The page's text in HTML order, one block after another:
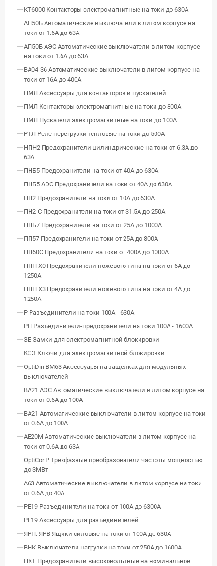
КТ6000 Контакторы электромагнитные на токи до 630А
АП50Б Автоматические выключатели в литом корпусе на
токи от 1.6А до 63А
АП50Б АЭС Автоматические выключатели в литом корпусе
на токи от 1.6А до 63А
ВА04-36 Автоматические выключатели в литом корпусе на
токи от 16А до 400А
ПМЛ Аксессуары для контакторов и пускателей
ПМЛ Контакторы электромагнитные на токи до 800А
ПМЛ Пускатели электромагнитные на токи до 100А
РТЛ Реле перегрузки тепловые на токи до 500А
НПН2 Предохранители цилиндрические на токи от 6.3А до
63А
ПНБ5 Предохранители на токи от 40А до 630А
ПНБ5 АЭС Предохранители на токи от 40А до 630А
ПН2 Предохранители на токи от 10А до 630А
ПН2-С Предохранители на токи от 31.5А до 250А
ПНБ7 Предохранители на токи от 25А до 1000А
ПП57 Предохранители на токи от 25А до 800А
ПП60С Предохранители на токи от 400А до 1000А
ППН Х0 Предохранители ножевого типа на токи от 6А до
1250А
ППН Х3 Предохранители ножевого типа на токи от 4А до
1250А
Р Разъединители на токи 100А - 630А
РП Разъединители-предохранители на токи 100А - 1600А
ЗБ Замки для электромагнитной блокировки
КЭЗ Ключи для электромагнитной блокировки
OptiDin BM63 Аксессуары на защелках для модульных
выключателей
ВА21 АЭС Автоматические выключатели в литом корпусе на
токи от 0.6А до 100А
ВА21 Автоматические выключатели в литом корпусе на токи
от 0.6А до 100А
АЕ20М Автоматические выключатели в литом корпусе на
токи от 0.6А до 63А
OptiCor P Трехфазные преобразователи частоты мощностью
до 3МВт
А63 Автоматические выключатели в литом корпусе на токи
от 0.6А до 40А
РЕ19 Разъединители на токи от 100А до 6300А
РЕ19 Аксессуары для разъединителей
ЯРП. ЯРВ Ящики силовые на токи от 100А до 630А
ВНК Выключатели нагрузки на токи от 250А до 1600А
ПКТ Предохранители высоковольтные на номинальное